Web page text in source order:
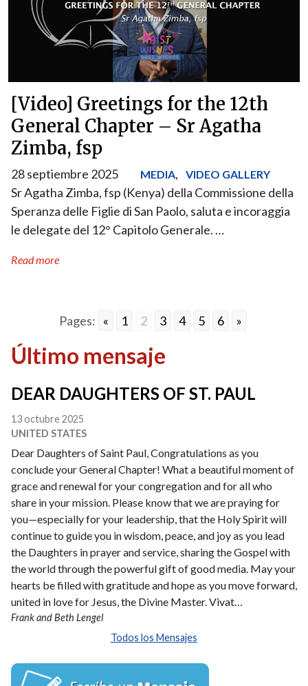
[Video] Greetings for the 12th
General Chapter – Sr Agatha
Zimba, fsp
28 septiembre 2025 MEDIA, VIDEO GALLERY
Sr Agatha Zimba, fsp (Kenya) della Commissione della
Speranza delle Figlie di San Paolo, saluta e incoraggia
le delegate del 12° Capitolo Generale. …
Read more
Pages: « 1 2 3 4 5 6 »
Último mensaje
DEAR DAUGHTERS OF ST. PAUL
13 octubre 2025
UNITED STATES
Dear Daughters of Saint Paul, Congratulations as you
conclude your General Chapter! What a beautiful moment of
grace and renewal for your congregation and for all who
share in your mission. Please know that we are praying for
you—especially for your leadership, that the Holy Spirit will
continue to guide you in wisdom, peace, and joy as you lead
the Daughters in prayer and service, sharing the Gospel with
the world through the powerful gift of good media. May your
hearts be filled with gratitude and hope as you move forward,
united in love for Jesus, the Divine Master. Vivat…
Frank and Beth Lengel
Todos los Mensajes